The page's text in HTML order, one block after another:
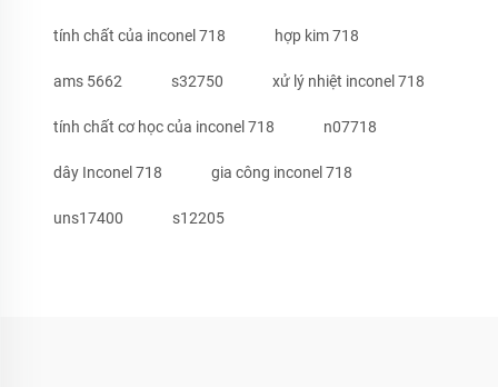
tính chất của inconel 718 hợp kim 718
ams 5662 s32750 xử lý nhiệt inconel 718
tính chất cơ học của inconel 718 n07718
dây Inconel 718 gia công inconel 718
uns17400 s12205